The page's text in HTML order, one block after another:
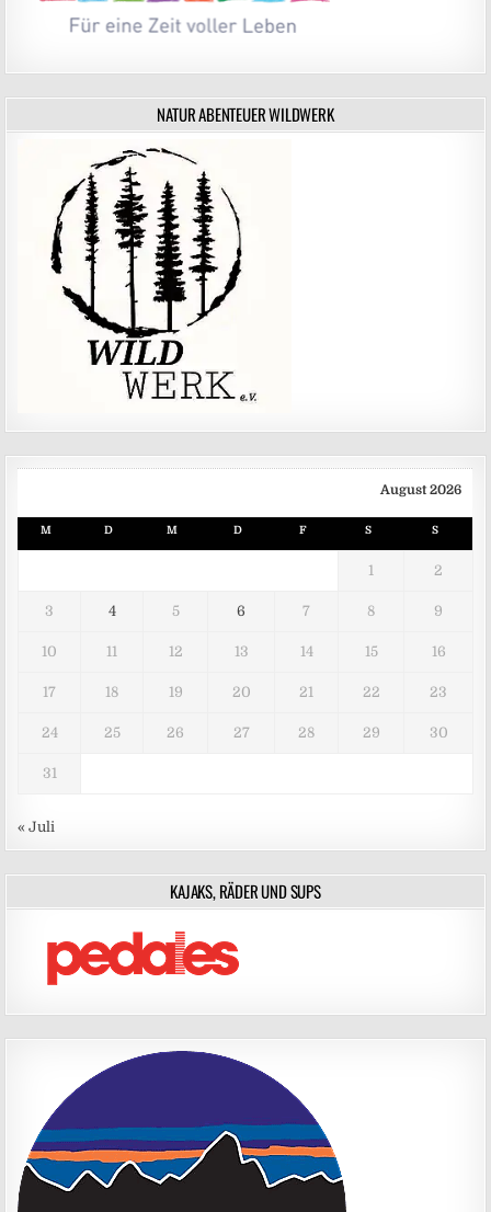
NATUR ABENTEUER WILDWERK
August 2026
M D M D F S S
1 2
3 4 5 6 7 8 9
10 11 12 13 14 15 16
17 18 19 20 21 22 23
24 25 26 27 28 29 30
31
« Juli
KAJAKS, RÄDER UND SUPS